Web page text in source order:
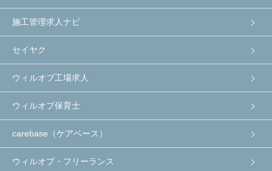
施工管理求人ナビ
セイヤク
ウィルオブ工場求人
ウィルオブ保育士
carebase（ケアベース）
ウィルオブ・フリーランス